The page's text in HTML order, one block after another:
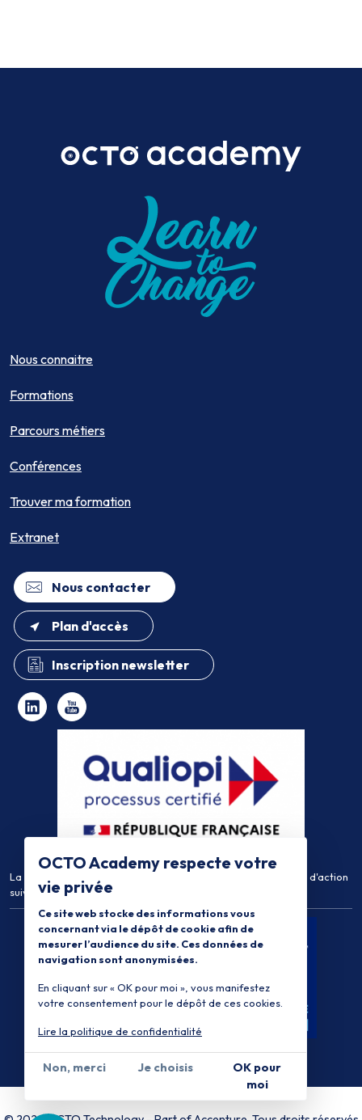
Nous connaitre
Formations
Parcours métiers
Conférences
Trouver ma formation
Extranet
Nous contacter
Plan d'accès
Inscription newsletter
La certification qualité a été délivrée au titre de la catégorie d'action
suivante :Actions de Formation
OCTO Academy respecte votre
vie privée
Ce site web stocke des informations vous
concernant via le dépôt de cookie afin de
mesurer l’audience du site. Ces données de
navigation sont anonymisées.
En cliquant sur « OK pour moi », vous manifestez
votre consentement pour le dépôt de ces cookies.
Lire la politique de confidentialité
Non, merci Je choisis
OK pour
moi